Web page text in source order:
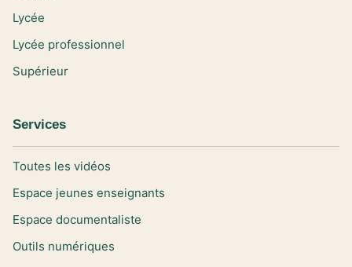
Lycée
Lycée professionnel
Supérieur
Services
Toutes les vidéos
Espace jeunes enseignants
Espace documentaliste
Outils numériques